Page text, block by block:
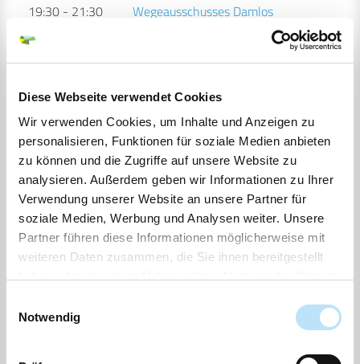
Diese Webseite verwendet Cookies
Wir verwenden Cookies, um Inhalte und Anzeigen zu
personalisieren, Funktionen für soziale Medien anbieten
zu können und die Zugriffe auf unsere Website zu
analysieren. Außerdem geben wir Informationen zu Ihrer
Verwendung unserer Website an unsere Partner für
soziale Medien, Werbung und Analysen weiter. Unsere
Partner führen diese Informationen möglicherweise mit
weiteren Daten zusammen, die Sie ihnen bereitgestellt
Notwendig
19:30 - 21:30
Wegeausschusses Damlos
10.07.2024
19:30 - 21:30
Wegeausschusses Damlos
28.03.2024
19:30 - 20:30
Sitzung des Bau- und
Wegeausschusses Damlos
26.10.2023
19:30 - 21:25
Sitzung des Bau- und
Wegeausschusses Damlos TO
20.07.2023
19:30 - 21:30
Sitzung des Bau- und
Wegeausschusses Damlos TO
13.02.2023
19:30 - 21:36
Sitzung des Bau- und
Wegeausschusses Damlos TO
19:30 - 21:15